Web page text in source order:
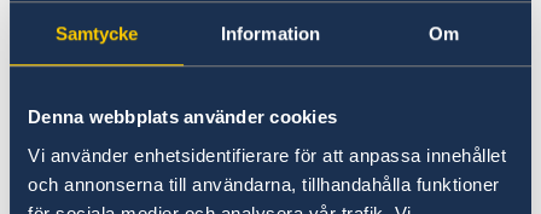
Samtycke Information Om
Denna webbplats använder cookies
Vi använder enhetsidentifierare för att anpassa innehållet
och annonserna till användarna, tillhandahålla funktioner
tirdzniecību ar precēm un pakalpojumiem,
piemēram, kļūdainas likumdošanas
piemērošanas dēļ, nevajadzīgu sarežģījumu un
birokrātijas dēļ.
Viens no ārvalstu pārvaldes būtiskākajiem